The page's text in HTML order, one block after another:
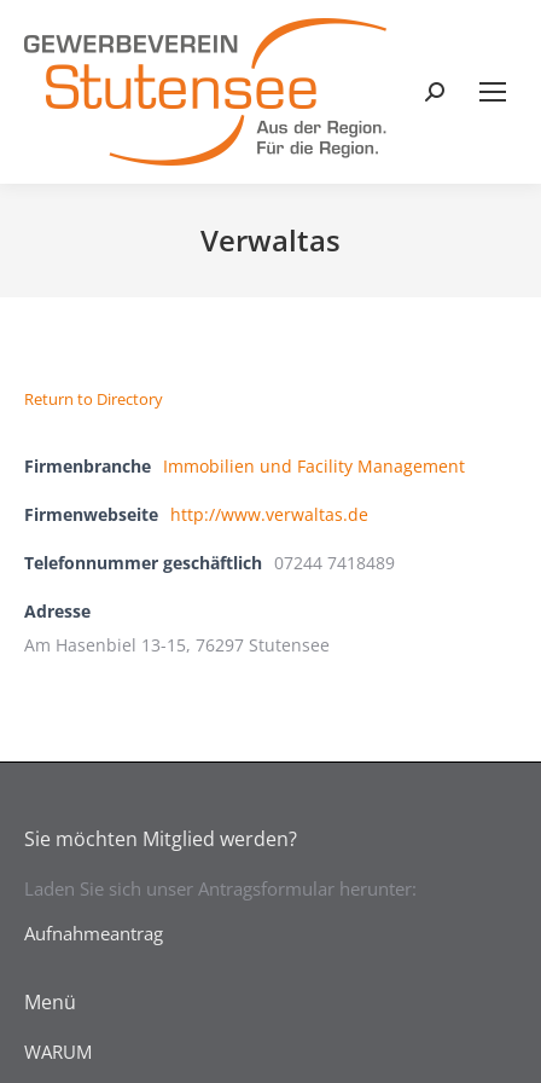
Search:
Verwaltas
Return to Directory
Firmenbranche Immobilien und Facility Management
Firmenwebseite http://www.verwaltas.de
Telefonnummer geschäftlich 07244 7418489
Adresse
Am Hasenbiel 13-15, 76297 Stutensee
Sie möchten Mitglied werden?
Laden Sie sich unser Antragsformular herunter:
Aufnahmeantrag
Menü
WARUM